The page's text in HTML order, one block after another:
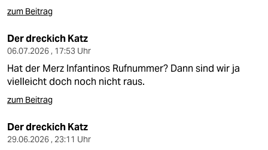
zum Beitrag
Der dreckich Katz
06.07.2026 , 17:53 Uhr
Hat der Merz Infantinos Rufnummer? Dann sind wir ja
vielleicht doch noch nicht raus.
zum Beitrag
Der dreckich Katz
29.06.2026 , 23:11 Uhr